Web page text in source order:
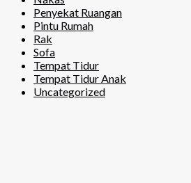
Penyekat Ruangan
Pintu Rumah
Rak
Sofa
Tempat Tidur
Tempat Tidur Anak
Uncategorized